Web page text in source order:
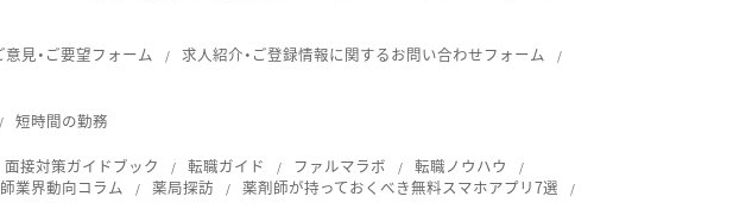
見・ご要望フォーム
求人紹介・ご登録情報に関するお問い合わせフォーム
短時間の勤務
面接対策ガイドブック 転職ガイド ファルマラボ
転職ノウハウ
業界動向コラム 薬局探訪
薬剤師が持っておくべき無料スマホアプリ7選